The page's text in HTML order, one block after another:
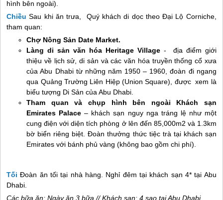
hình bên ngoài).
Chiều Sau khi ăn trưa, Quý khách di dọc theo Đại Lộ Corniche,
tham quan:
Chợ Nông Sản Date Market.
Làng di sản văn hóa Heritage Village- địa điểm giới
thiệu về lịch sử, di sản và các văn hóa truyền thống cổ xưa
của Abu Dhabi từ những năm 1950 – 1960, đoàn đi ngang
qua Quảng Trường Liên Hiệp (Union Square), được xem là
biểu tượng Di Sản của Abu Dhabi.
Tham quan và chụp hình bên ngoài Khách sạn
Emirates Palace – khách sạn nguy nga tráng lệ như một
cung điện với diện tích phòng ở lên đến 85,000m2 và 1.3km
bờ biển riêng biệt. Đoàn thưởng thức tiệc trà tại khách sạn
Emirates với bánh phủ vàng (không bao gồm chi phí).
Tối Đoàn ăn tối tại nhà hàng. Nghỉ đêm tại khách sạn 4* tại Abu
Dhabi.
Các bữa ăn: Ngày ăn 3 bữa // Khách sạn: 4 sao tại Abu Dhabi